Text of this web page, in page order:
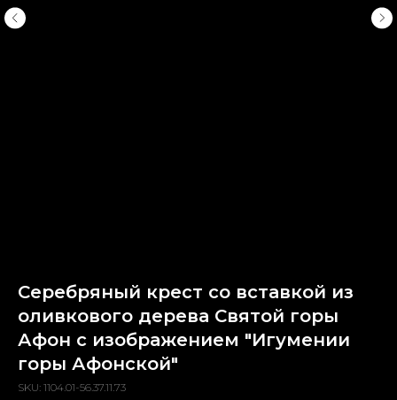
Серебряный крест со вставкой из
оливкового дерева Святой горы
Афон с изображением "Игумении
горы Афонской"
SKU: 1104.01-56.37.11.73